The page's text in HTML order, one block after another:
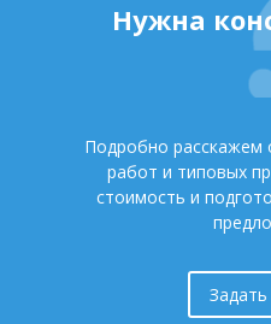
Нужна
Подробно расскажем
работ и типовых
стоимость и